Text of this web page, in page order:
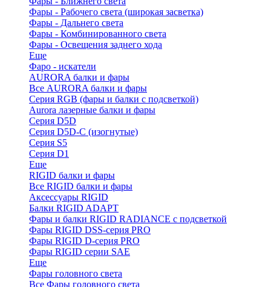
Фары - Рабочего света (широкая засветка)
Фары - Дальнего света
Фары - Комбинированного света
Фары - Освещения заднего хода
Еще
Фаро - искатели
AURORA балки и фары
Все AURORA балки и фары
Серия RGB (фары и балки с подсветкой)
Aurora лазерные балки и фары
Серия D5D
Серия D5D-C (изогнутые)
Cерия S5
Серия D1
Еще
RIGID балки и фары
Все RIGID балки и фары
Аксессуары RIGID
Балки RIGID ADAPT
Фары и балки RIGID RADIANCE с подсветкой
Фары RIGID DSS-серия PRO
Фары RIGID D-серия PRO
Фары RIGID серии SAE
Еще
Фары головного света
Все Фары головного света